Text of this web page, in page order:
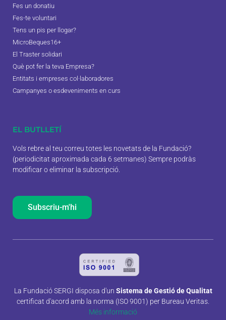
Fes un donatiu
Fes-te voluntari
Tens un pis per llogar?
MicroBeques16+
El Traster solidari
Què pot fer la teva Empresa?
Entitats i empreses col·laboradores
Campanyes o esdeveniments en curs
EL BUTLLETÍ
Vols rebre al teu correu totes les novetats de la Fundació?
(periodicitat aproximada cada 6 setmanes) Sempre podràs
modificar o eliminar la subscripció.
Subscriu-m'hi
La Fundació SERGI disposa d'un Sistema de Gestió de Qualitat
certificat d'acord amb la norma (ISO 9001) per Bureau Veritas.
Més informació